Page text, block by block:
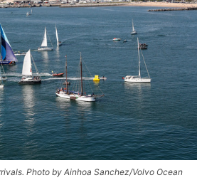
Photo by Ainhoa Sanchez/Volvo Ocean